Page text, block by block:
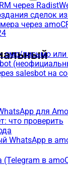
через
сделок
через
смс/письмо
salesbot на
для
что проверить
WhatsApp в
(Telegram в